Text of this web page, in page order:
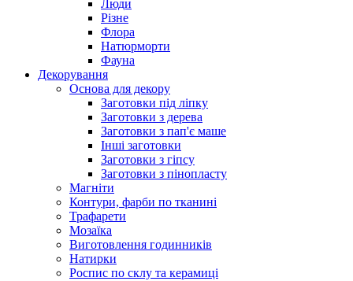
Люди
Різне
Флора
Натюрморти
Фауна
Декорування
Основа для декору
Заготовки під ліпку
Заготовки з дерева
Заготовки з пап'є маше
Інші заготовки
Заготовки з гіпсу
Заготовки з пінопласту
Магніти
Контури, фарби по тканині
Трафарети
Мозаїка
Виготовлення годинників
Натирки
Роспис по склу та керамиці